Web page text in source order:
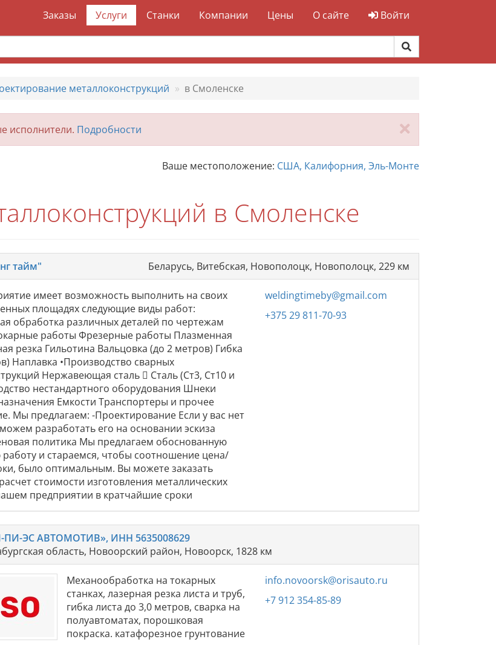
Заказы Услуги Станки Компании Цены О сайте Войти
металлоконструкций в Смоленске
исполнители. Подробности
Ваше местоположение: США, Калифорния, Эль-Монте
в Смоленске
тайм" Беларусь, Витебская, Новополоцк, Новополоцк, 229 км
имеет возможность выполнить на своих
площадях следующие виды работ:
обработка различных деталей по чертежам
работы Фрезерные работы Плазменная
резка Гильотина Вальцовка (до 2 метров) Гибка
Наплавка •Производство сварных
Нержавеющая сталь  Сталь (Ст3, Ст10 и
нестандартного оборудования Шнеки
Емкости Транспортеры и прочее
Мы предлагаем: -Проектирование Если у вас нет
разработать его на основании эскиза
политика Мы предлагаем обоснованную
работу и стараемся, чтобы соотношение цена/
было оптимальным. Вы можете заказать
стоимости изготовления металлических
предприятии в кратчайшие сроки
weldingtimeby@gmail.com
+375 29 811-70-93
ЭС АВТОМОТИВ», ИНН 5635008629
область, Новоорский район, Новоорск, 1828 км
Механообработка на токарных
станках, лазерная резка листа и труб,
гибка листа до 3,0 метров, сварка на
полуавтоматах, порошковая
покраска. катафорезное грунтование
info.novoorsk@orisauto.ru
+7 912 354-85-89